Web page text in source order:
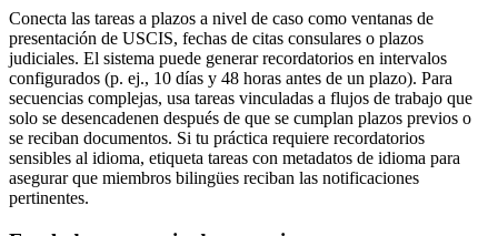
Conecta las tareas a plazos a nivel de caso como ventanas de
presentación de USCIS, fechas de citas consulares o plazos
judiciales. El sistema puede generar recordatorios en intervalos
configurados (p. ej., 10 días y 48 horas antes de un plazo). Para
secuencias complejas, usa tareas vinculadas a flujos de trabajo que
solo se desencadenen después de que se cumplan plazos previos o
se reciban documentos. Si tu práctica requiere recordatorios
sensibles al idioma, etiqueta tareas con metadatos de idioma para
asegurar que miembros bilingües reciban las notificaciones
pertinentes.